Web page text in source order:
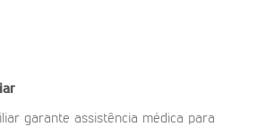
garante assistência médica para